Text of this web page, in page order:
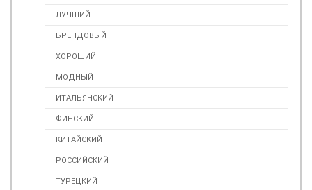
ЛУЧШИЙ
БРЕНДОВЫЙ
ХОРОШИЙ
МОДНЫЙ
ИТАЛЬЯНСКИЙ
ФИНСКИЙ
КИТАЙСКИЙ
РОССИЙСКИЙ
ТУРЕЦКИЙ